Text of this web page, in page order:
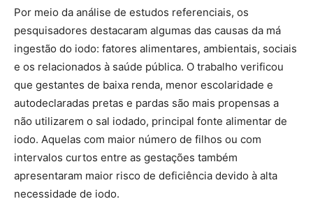
Por meio da análise de estudos referenciais, os
pesquisadores destacaram algumas das causas da má
ingestão do iodo: fatores alimentares, ambientais, sociais
e os relacionados à saúde pública. O trabalho verificou
que gestantes de baixa renda, menor escolaridade e
autodeclaradas pretas e pardas são mais propensas a
não utilizarem o sal iodado, principal fonte alimentar de
iodo. Aquelas com maior número de filhos ou com
intervalos curtos entre as gestações também
apresentaram maior risco de deficiência devido à alta
necessidade de iodo.